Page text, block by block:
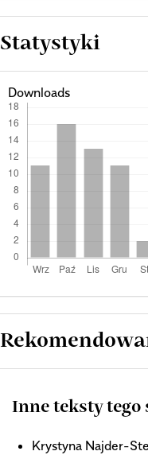
Statystyki
Downloads
Inne teksty tego
Krystyna Najder-